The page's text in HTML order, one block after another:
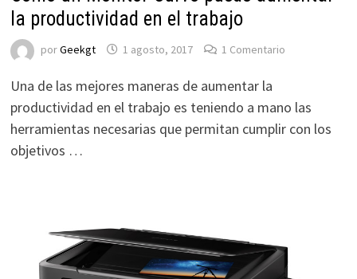
la productividad en el trabajo
porGeekgt 1 agosto, 2017 1 Comentario
Una de las mejores maneras de aumentar la
productividad en el trabajo es teniendo a mano las
herramientas necesarias que permitan cumplir con los
objetivos …